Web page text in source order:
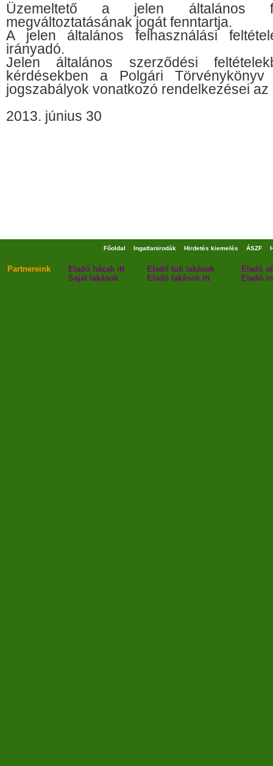
Üzemeltető a jelen általános
megváltoztatásának jogát fenntartja.
A jelen általános felhasználási
irányadó.
Jelen általános szerződési
kérdésekben a Polgári
jogszabályok vonatkozó rendelkezései az
2013. június 30
Főoldal Ingatlanirodák Hirdetés kiemelés ÁSZF
Partnereink Eladó házak itt Eladó tuti lakások
Eladó
Saját lakások
Eladó lakások itt Eladó